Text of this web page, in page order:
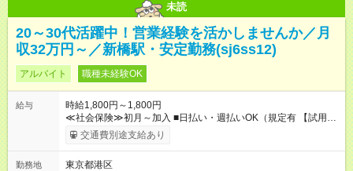
未読
20～30代活躍中！営業経験を活かしませんか／月
収32万円～／新橋駅・安定勤務(sj6ss12)
アルバイト 職種未経験OK
給与
時給1,800円～1,800円
≪社会保険≫初月～加入 ■日払い・週払いOK（規定有 【試用期
間】試用期間なし
交通費別途支給あり
勤務地
東京都港区